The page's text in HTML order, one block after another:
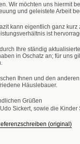
Wir möchten uns hiermit
und geleistete Arbeit
kann eigentlich ganz
ist
Ihre ständig
in Oschatz an; für uns
Ihnen und den
Häuslebauer.
Grüßen
Sickert, sowie die Kinder
(original)